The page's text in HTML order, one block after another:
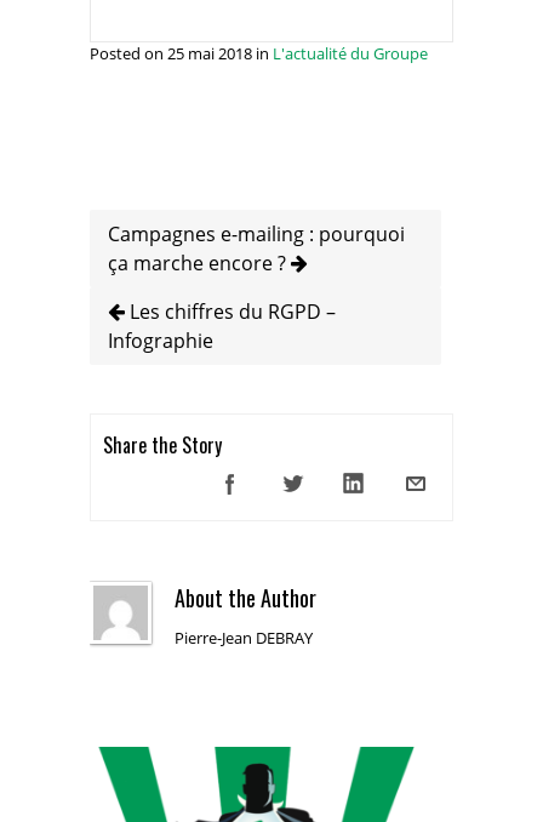
Posted on 25 mai 2018 in L'actualité du Groupe
Campagnes e-mailing : pourquoi
ça marche encore ?
Les chiffres du RGPD –
Infographie
Share the Story
About the Author
Pierre-Jean DEBRAY